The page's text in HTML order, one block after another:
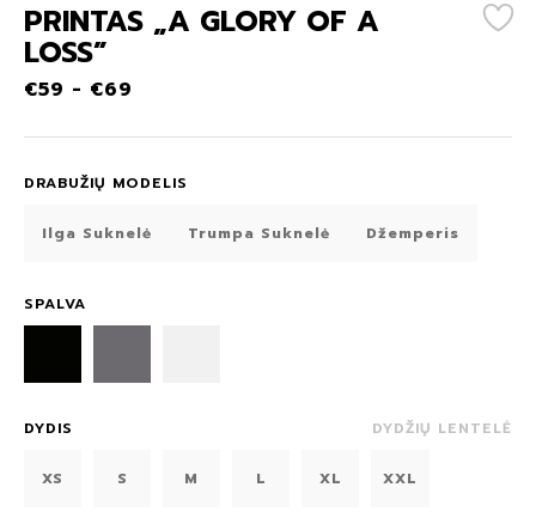
PRINTAS „A GLORY OF A
LOSS”
€59 - €69
DRABUŽIŲ MODELIS
Ilga Suknelė Trumpa Suknelė Džemperis
SPALVA
DYDIS DYDŽIŲ LENTELĖ
XS S M L XL XXL